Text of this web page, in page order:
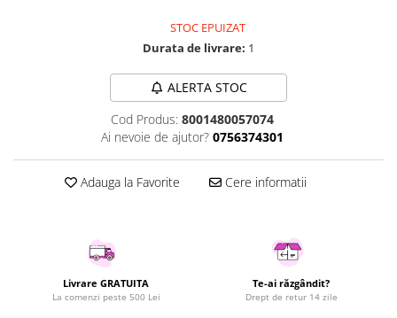
Kit-uri automatizari porti si usi
Mobila gradina & terasa
Mobila Living & Dining
Organizare si depozitare
Scule electrice si unelte
Sisteme Incalzire
STOC EPUIZAT
Durata de livrare: 1
ALERTA STOC
Cod Produs: 8001480057074
Ai nevoie de ajutor? 0756374301
Adauga la Favorite Cere informatii
Livrare GRATUITA
La comenzi peste 500 Lei
Te-ai răzgândit?
Drept de retur 14 zile